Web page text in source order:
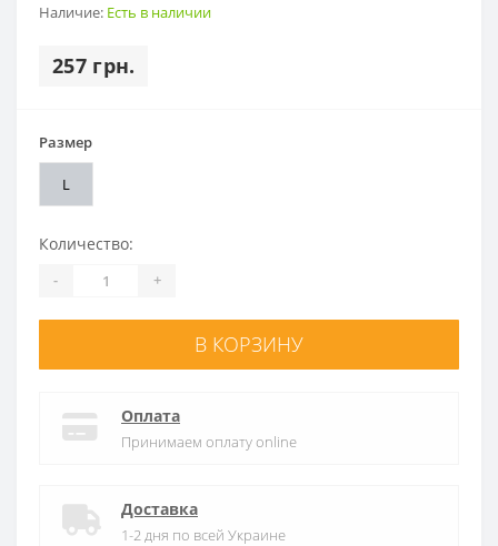
Наличие: Есть в наличии
257 грн.
Размер
L
Количество:
- +
В КОРЗИНУ
Оплата
Принимаем оплату online
Доставка
1-2 дня по всей Украине